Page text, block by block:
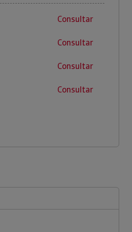
Consultar
Consultar
Consultar
Consultar